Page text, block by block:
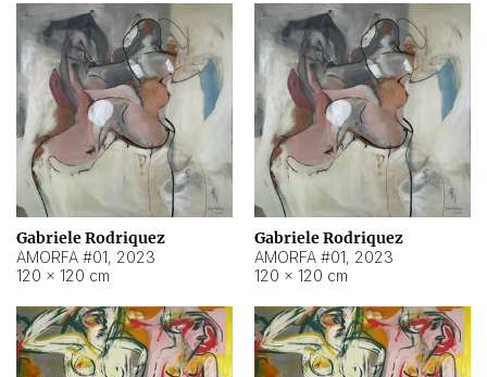
Gabriele Rodriquez
AMORFA #01, 2023
120 × 120 cm
Gabriele Rodriquez
AMORFA #01, 2023
120 × 120 cm